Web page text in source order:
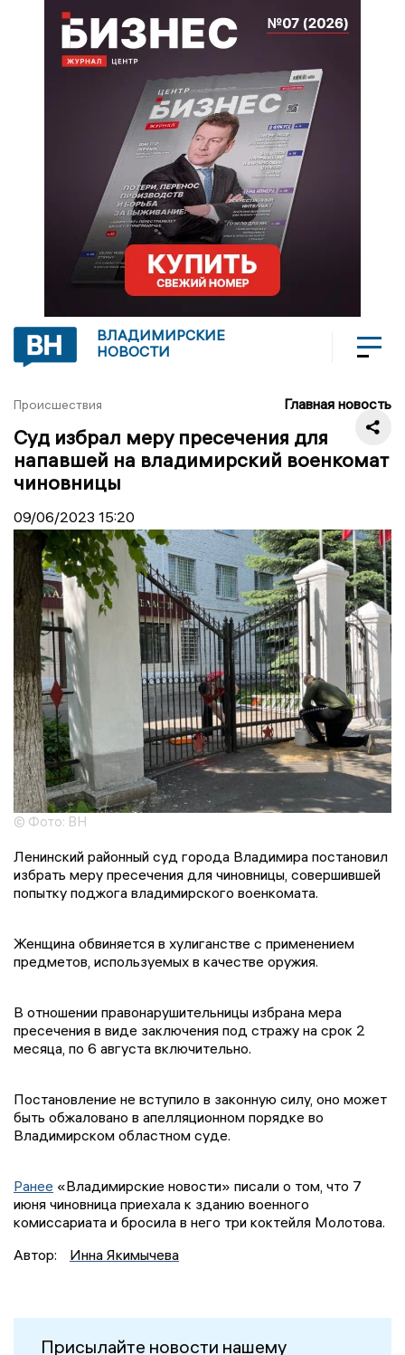
ВЛАДИМИРСКИЕ
НОВОСТИ
Происшествия Главная новость
Суд избрал меру пресечения для
напавшей на владимирский военкомат
чиновницы
09/06/2023 15:20
© Фото: ВН
Ленинский районный суд города Владимира постановил
избрать меру пресечения для чиновницы, совершившей
попытку поджога владимирского военкомата.
Женщина обвиняется в хулиганстве с применением
предметов, используемых в качестве оружия.
В отношении правонарушительницы избрана мера
пресечения в виде заключения под стражу на срок 2
месяца, по 6 августа включительно.
Постановление не вступило в законную силу, оно может
быть обжаловано в апелляционном порядке во
Владимирском областном суде.
Ранее «Владимирские новости» писали о том, что 7
июня чиновница приехала к зданию военного
комиссариата и бросила в него три коктейля Молотова.
Автор:
Инна Якимычева
Присылайте новости нашему